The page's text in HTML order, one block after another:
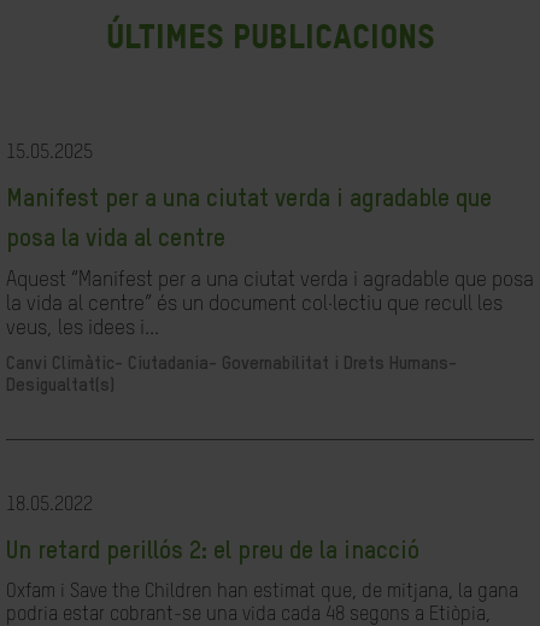
últimes publicacions
15.05.2025
Manifest per a una ciutat verda i agradable que
posa la vida al centre
Aquest “Manifest per a una ciutat verda i agradable que posa
la vida al centre” és un document col·lectiu que recull les
veus, les idees i...
Canvi Climàtic-
Ciutadania- Governabilitat i Drets Humans-
Desigualtat(s)
18.05.2022
Un retard perillós 2: el preu de la inacció
Oxfam i Save the Children han estimat que, de mitjana, la gana
podria estar cobrant-se una vida cada 48 segons a Etiòpia,